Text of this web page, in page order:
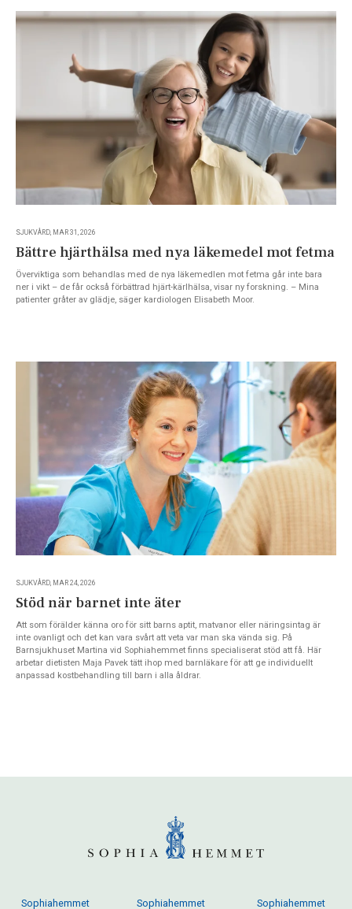
SJUKVÅRD, MAR 31, 2026
Bättre hjärthälsa med nya läkemedel mot fetma
Överviktiga som behandlas med de nya läkemedlen mot fetma går inte bara
ner i vikt – de får också förbättrad hjärt-kärlhälsa, visar ny forskning. – Mina
patienter gråter av glädje, säger kardiologen Elisabeth Moor.
SJUKVÅRD, MAR 24, 2026
Stöd när barnet inte äter
Att som förälder känna oro för sitt barns aptit, matvanor eller näringsintag är
inte ovanligt och det kan vara svårt att veta var man ska vända sig. På
Barnsjukhuset Martina vid Sophiahemmet finns specialiserat stöd att få. Här
arbetar dietisten Maja Pavek tätt ihop med barnläkare för att ge individuellt
anpassad kostbehandling till barn i alla åldrar.
Sophiahemmet
Sophiahemmet
Sophiahemmet